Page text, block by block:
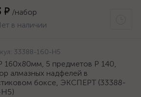
₽ /набор
в наличии
33388-160-H5
160х80мм, 5 предметов P 140,
алмазных надфелей в
боксе, ЭКСПЕРТ (33388-